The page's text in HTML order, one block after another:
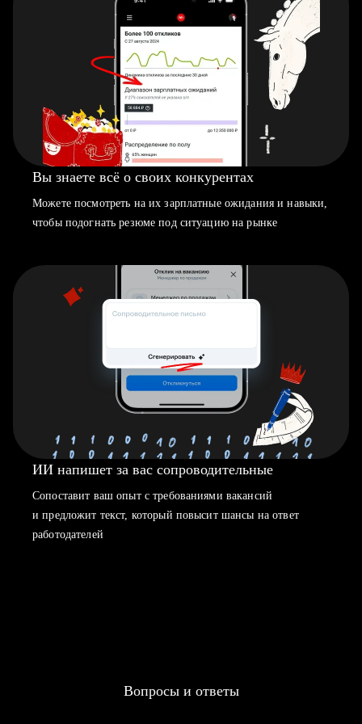
Вы знаете всё о своих конкурентах
Можете посмотреть на их зарплатные ожидания и навыки,
чтобы подогнать резюме под ситуацию на рынке
ИИ напишет за вас сопроводительные
Сопоставит ваш опыт с требованиями вакансий
и предложит текст, который повысит шансы на ответ
работодателей
Вопросы и ответы